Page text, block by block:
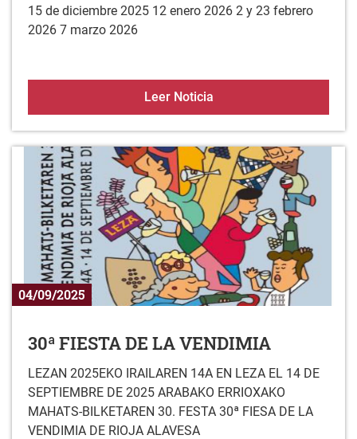
15 de diciembre 2025 12 enero 2026 2 y 23 febrero
2026 7 marzo 2026
Leer NoticiaTalleres de teatro
04/09/2025
30ª FIESTA DE LA VENDIMIA
LEZAN 2025EKO IRAILAREN 14A EN LEZA EL 14 DE
SEPTIEMBRE DE 2025 ARABAKO ERRIOXAKO
MAHATS-BILKETAREN 30. FESTA 30ª FIESA DE LA
VENDIMIA DE RIOJA ALAVESA